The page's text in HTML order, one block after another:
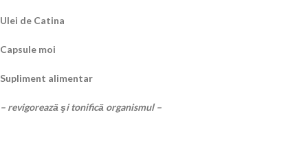
Ulei de Catina
Capsule moi
Supliment alimentar
– revigorează şi tonifică organismul –